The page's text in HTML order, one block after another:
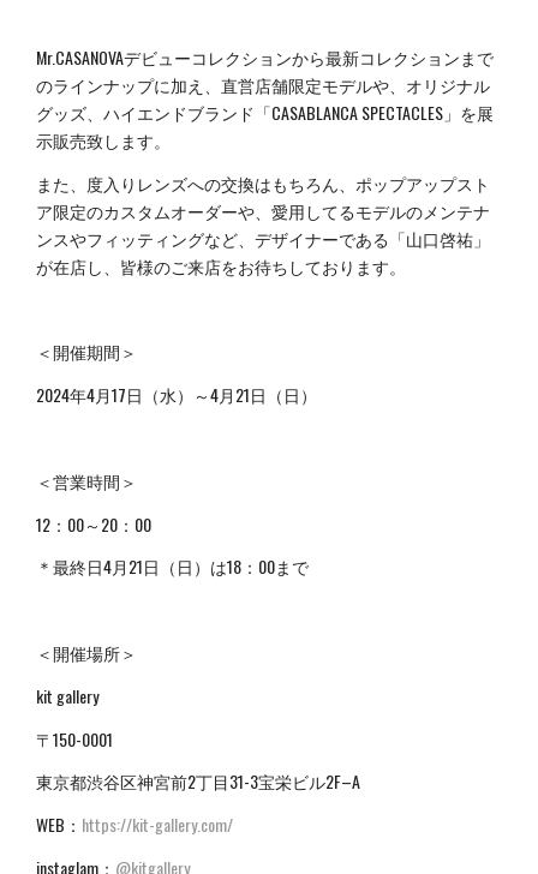
Mr.CASANOVAデビューコレクションから最新コレクションまで
のラインナップに加え、直営店舗限定モデルや、オリジナル
グッズ、ハイエンドブランド「CASABLANCA SPECTACLES」を展
示販売致します。
また、度入りレンズへの交換はもちろん、ポップアップスト
ア限定のカスタムオーダーや、愛用してるモデルのメンテナ
ンスやフィッティングなど、デザイナーである「山口啓祐」
が在店し、皆様のご来店をお待ちしております。
＜開催期間＞
2024年4月17日（水）～4月21日（日）
＜営業時間＞
12：00～20：00
＊最終日4月21日（日）は18 ： 00まで
＜開催場所＞
kit gallery
〒150-0001
東京都渋谷区神宮前2丁目31-3宝栄ビル2F–A
WEB： https://kit-gallery.com/
instaglam： @kitgallery